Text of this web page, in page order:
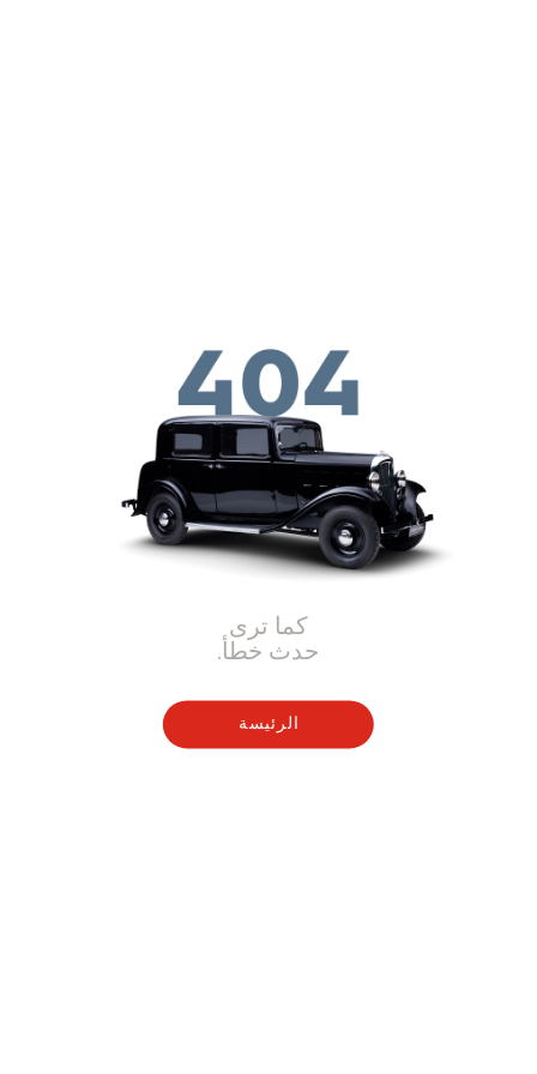
كما ترى
حدث خطأ.
الرئيسة